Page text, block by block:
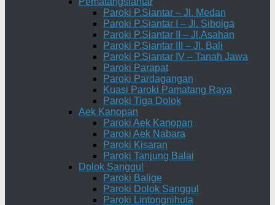
Paroki P.Siantar – Jl. Medan
Paroki P.Siantar I – Jl. Sibolga
Paroki P.Siantar II – Jl.Asahan
Paroki P.Siantar III – Jl. Bali
Paroki P.Siantar IV – Tanah Jawa
Paroki Parapat
Paroki Pardagangan
Kuasi Paroki Pamatang Raya
Paroki Tiga Dolok
Aek Kanopan
Paroki Aek Kanopan
Paroki Aek Nabara
Paroki Kisaran
Paroki Tanjung Balai
Dolok Sanggul
Paroki Balige
Paroki Dolok Sanggul
Paroki Lintongnihuta